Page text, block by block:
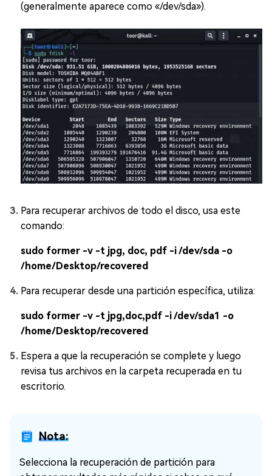
(generalmente aparece como «/dev/sda»).
Para recuperar archivos de todo el disco, usa este
comando:
sudo former -v -t jpg, doc, pdf -i /dev/sda -o
/home/Desktop/recovered
Para recuperar desde una partición específica, utiliza:
sudo former -v -t jpg,doc,pdf -i /dev/sda1 -o
/home/Desktop/recovered
Espera a que la recuperación se complete y luego
revisa tus archivos en la carpeta recuperada en tu
escritorio.
Nota:
Selecciona la recuperación de partición para